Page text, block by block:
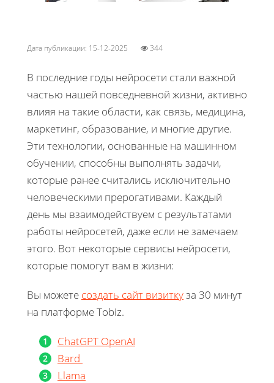
Дата публикации: 15-12-2025 344
В последние годы нейросети стали важной
частью нашей повседневной жизни, активно
влияя на такие области, как связь, медицина,
маркетинг, образование, и многие другие.
Эти технологии, основанные на машинном
обучении, способны выполнять задачи,
которые ранее считались исключительно
человеческими прерогативами. Каждый
день мы взаимодействуем с результатами
работы нейросетей, даже если не замечаем
этого. Вот некоторые сервисы нейросети,
которые помогут вам в жизни:
Вы можете создать сайт визиткуза 30 минут
на платформе Tobiz.
ChatGPT OpenAI
Bard
Llama